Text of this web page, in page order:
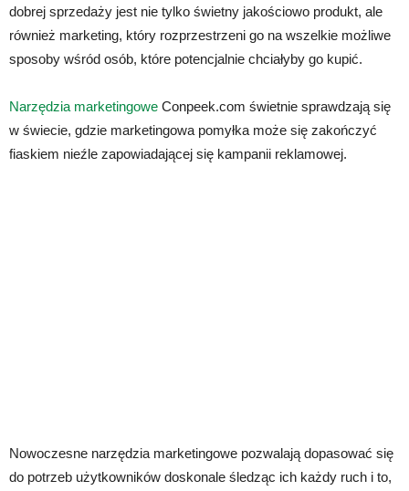
dobrej sprzedaży jest nie tylko świetny jakościowo produkt, ale
również marketing, który rozprzestrzeni go na wszelkie możliwe
sposoby wśród osób, które potencjalnie chciałyby go kupić.
Narzędzia marketingowe Conpeek.com świetnie sprawdzają się
w świecie, gdzie marketingowa pomyłka może się zakończyć
fiaskiem nieźle zapowiadającej się kampanii reklamowej.
Nowoczesne narzędzia marketingowe pozwalają dopasować się
do potrzeb użytkowników doskonale śledząc ich każdy ruch i to,